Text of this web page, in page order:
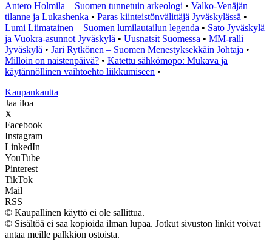
Antero Holmila – Suomen tunnetuin arkeologi • Valko-Venäjän
tilanne ja Lukashenka • Paras kiinteistönvälittäjä Jyväskylässä •
Lumi Liimatainen – Suomen lumilautailun legenda • Sato Jyväskylä
ja Vuokra-asunnot Jyväskylä • Uusnatsit Suomessa • MM-ralli
Jyväskylä • Jari Rytkönen – Suomen Menestyksekkäin Johtaja •
Milloin on naistenpäivä? • Katettu sähkömopo: Mukava ja
käytännöllinen vaihtoehto liikkumiseen •
Kaupankautta
Jaa iloa
X
Facebook
Instagram
LinkedIn
YouTube
Pinterest
TikTok
Mail
RSS
© Kaupallinen käyttö ei ole sallittua.
© Sisältöä ei saa kopioida ilman lupaa. Jotkut sivuston linkit voivat
antaa meille palkkion ostoista.